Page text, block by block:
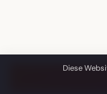
Diese